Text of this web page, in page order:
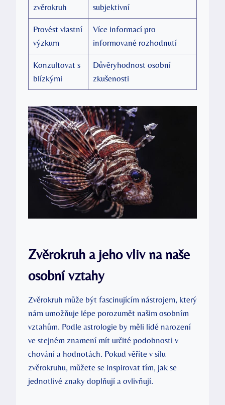
zvěrokruh
subjektivní
Provést vlastní
výzkum
Více informací pro ​
informované rozhodnutí
Konzultovat s⁤
blízkými
Důvěryhodnost osobní
⁤zkušenosti
Zvěrokruh a jeho vliv na naše
osobní ‌vztahy
Zvěrokruh může být fascinujícím nástrojem, který
nám umožňuje lépe ​porozumět našim ⁢osobním
vztahům. Podle ​astrologie⁤ by měli lidé narození‌
ve ⁣stejném​ znamení mít⁤ určité podobnosti⁢ v
chování a hodnotách. Pokud věříte v sílu
zvěrokruhu, můžete se inspirovat tím, jak se
jednotlivé znaky doplňují a ovlivňují.